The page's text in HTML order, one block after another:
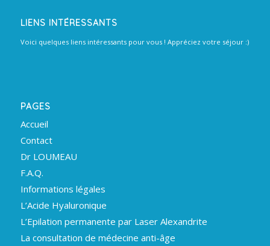
LIENS INTÉRESSANTS
Voici quelques liens intéressants pour vous ! Appréciez votre séjour :)
PAGES
Accueil
Contact
Dr LOUMEAU
F.A.Q.
Informations légales
L’Acide Hyaluronique
L’Epilation permanente par Laser Alexandrite
La consultation de médecine anti-âge